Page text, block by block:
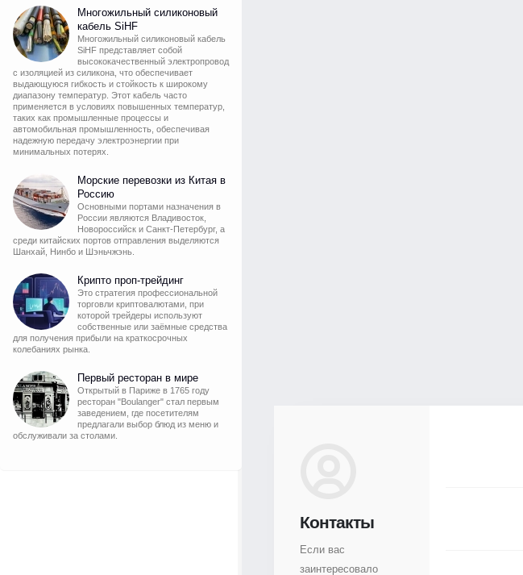
Многожильный силиконовый
кабель SiHF
Многожильный силиконовый кабель
SiHF представляет собой
высококачественный электропровод
с изоляцией из силикона, что обеспечивает
выдающуюся гибкость и стойкость к широкому
диапазону температур. Этот кабель часто
применяется в условиях повышенных температур,
таких как промышленные процессы и
автомобильная промышленность, обеспечивая
надежную передачу электроэнергии при
минимальных потерях.
Морские перевозки из Китая в
Россию
Основными портами назначения в
России являются Владивосток,
Новороссийск и Санкт-Петербург, а
среди китайских портов отправления выделяются
Шанхай, Нинбо и Шэньчжэнь.
Крипто проп-трейдинг
Это стратегия профессиональной
торговли криптовалютами, при
которой трейдеры используют
собственные или заёмные средства
для получения прибыли на краткосрочных
колебаниях рынка.
Первый ресторан в мире
Открытый в Париже в 1765 году
ресторан "Boulanger" стал первым
заведением, где посетителям
предлагали выбор блюд из меню и
обслуживали за столами.
Контакты
Если вас
заинтересовало